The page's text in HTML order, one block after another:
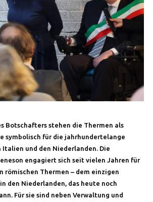
Botschafters stehen die Thermen als
symbolisch für die jahrhundertelange
Italien und den Niederlanden. Die
engagiert sich seit vielen Jahren für
römischen Thermen – dem einzigen
den Niederlanden, das heute noch
Für sie sind neben Verwaltung und